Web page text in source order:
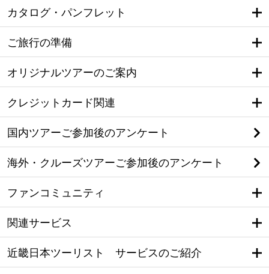
カタログ・パンフレット
ご旅行の準備
オリジナルツアーのご案内
クレジットカード関連
国内ツアーご参加後のアンケート
海外・クルーズツアーご参加後のアンケート
ファンコミュニティ
関連サービス
近畿日本ツーリスト サービスのご紹介